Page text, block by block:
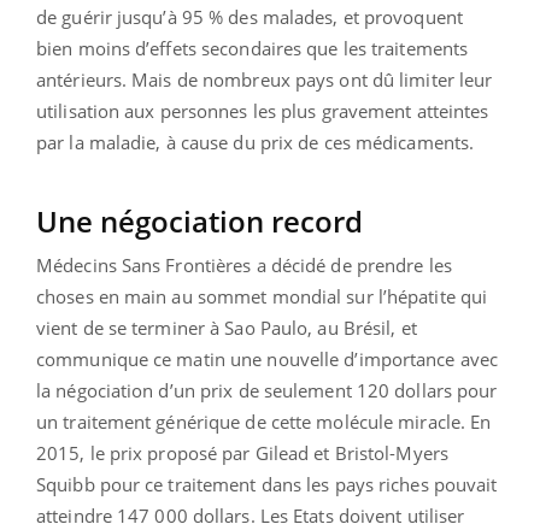
de guérir jusqu’à 95 % des malades, et provoquent
bien moins d’effets secondaires que les traitements
antérieurs. Mais de nombreux pays ont dû limiter leur
utilisation aux personnes les plus gravement atteintes
par la maladie, à cause du prix de ces médicaments.
Une négociation record
Médecins Sans Frontières a décidé de prendre les
choses en main au sommet mondial sur l’hépatite qui
vient de se terminer à Sao Paulo, au Brésil, et
communique ce matin une nouvelle d’importance avec
la négociation d’un prix de seulement 120 dollars pour
un traitement générique de cette molécule miracle. En
2015, le prix proposé par Gilead et Bristol-Myers
Squibb pour ce traitement dans les pays riches pouvait
atteindre 147 000 dollars. Les Etats doivent utiliser